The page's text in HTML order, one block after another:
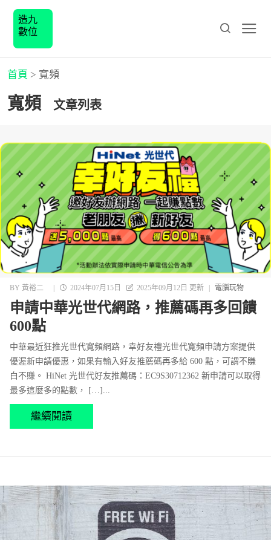
造九
數位
首頁 > 寬頻
寬頻 文章列表
BY 黃裕二 2024年07月15日 2025年09月12日 更新 電腦玩物
申請中華光世代網路，推薦碼再多回饋
600點
中華最近狂推光世代寬頻網路，幸好友禮光世代寬頻申請方案提供
優渥新申請優惠，如果有輸入好友推薦碼再多給 600 點，可謂不賺
白不賺。 HiNet 光世代好友推薦碼：EC9S30712362 新申請可以取得
最多這麼多的點數， […]...
繼續閱讀